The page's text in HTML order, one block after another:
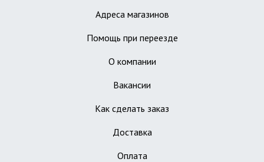
Адреса магазинов
Помощь при переезде
О компании
Вакансии
Как сделать заказ
Доставка
Оплата